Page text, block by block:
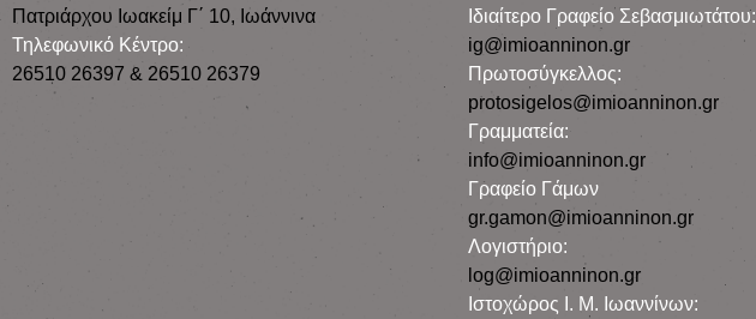
Πατριάρχου Ιωακείμ Γ΄ 10, Iωάννινα
Τηλεφωνικό Κέντρο:
26510 26397 & 26510 26379
Iδιαίτερο Γραφείο Σεβασμιωτάτου:
ig@imioanninon.gr
Πρωτοσύγκελλος:
protosigelos@imioanninon.gr
Γραμματεία:
info@imioanninon.gr
Γραφείο Γάμων
gr.gamon@imioanninon.gr
Λογιστήριο:
log@imioanninon.gr
Ιστοχώρος Ι. Μ. Ιωαννίνων: